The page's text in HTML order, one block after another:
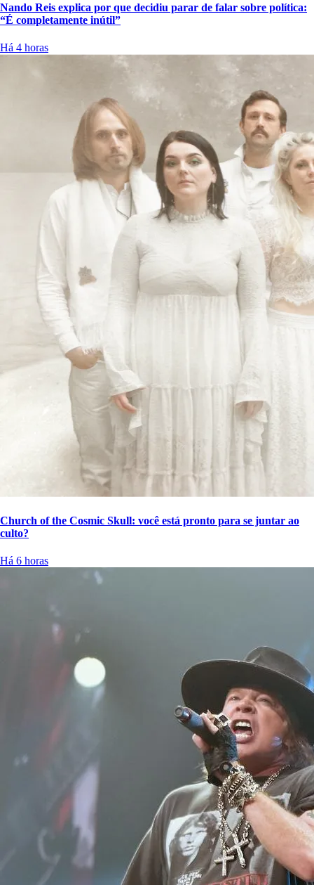
Nando Reis explica por que decidiu parar de falar sobre política:
“É completamente inútil”
Há 4 horas
Church of the Cosmic Skull: você está pronto para se juntar ao
culto?
Há 6 horas